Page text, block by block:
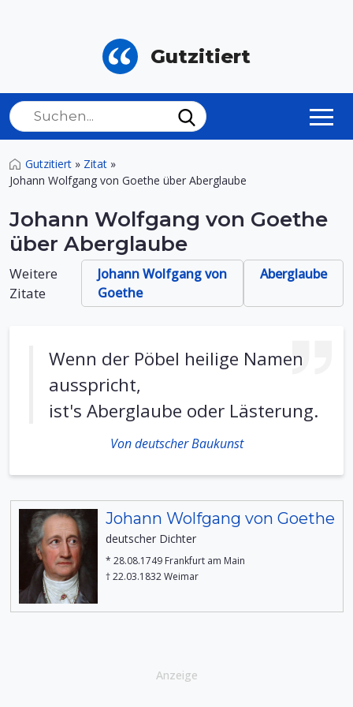
Gutzitiert
Gutzitiert » Zitat »
Johann Wolfgang von Goethe über Aberglaube
Johann Wolfgang von Goethe
über Aberglaube
Weitere
Zitate
Johann Wolfgang von
Goethe
Aberglaube
Wenn der Pöbel heilige Namen
ausspricht,
ist's Aberglaube oder Lästerung.
Von deutscher Baukunst
Johann Wolfgang von Goethe
deutscher Dichter
* 28.08.1749 Frankfurt am Main
† 22.03.1832 Weimar
Anzeige